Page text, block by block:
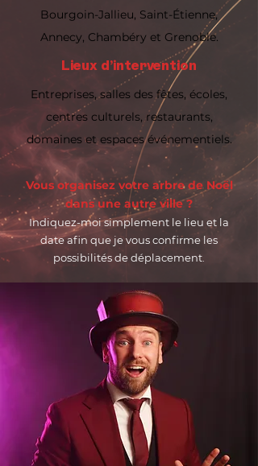
Bourgoin-Jallieu, Saint-Étienne,
Annecy, Chambéry et Grenoble.
Lieux d’intervention
Entreprises, salles des fêtes, écoles,
centres culturels, restaurants,
domaines et espaces événementiels.
Vous organisez votre arbre de Noël
dans une autre ville ?
Indiquez-moi simplement le lieu et la
date afin que je vous confirme les
possibilités de déplacement.